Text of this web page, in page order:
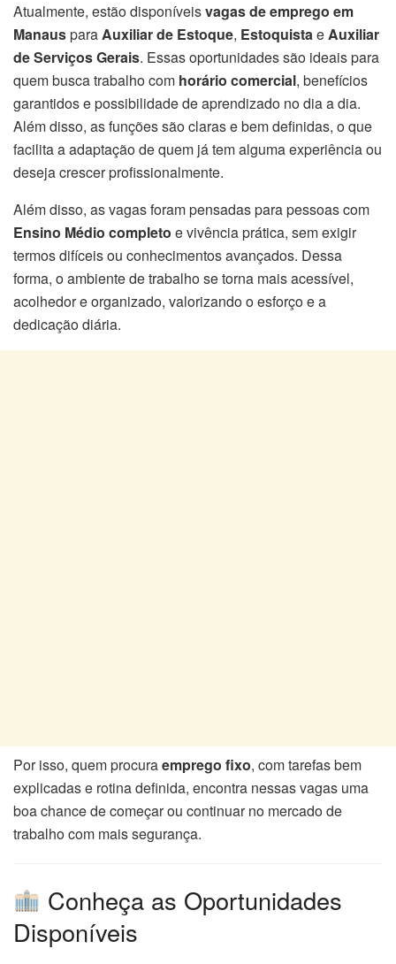
Atualmente, estão disponíveisvagas de emprego em
ManausparaAuxiliar de Estoque, EstoquistaeAuxiliar
de Serviços Gerais. Essas oportunidades são ideais para
quem busca trabalho com horário comercial, benefícios
garantidos e possibilidade de aprendizado no dia a dia.
Além disso, as funções são claras e bem definidas, o que
facilita a adaptação de quem já tem alguma experiência ou
deseja crescer profissionalmente.
Além disso, as vagas foram pensadas para pessoas com
Ensino Médio completo e vivência prática, sem exigir
termos difíceis ou conhecimentos avançados. Dessa
forma, o ambiente de trabalho se torna mais acessível,
acolhedor e organizado, valorizando o esforço e a
dedicação diária.
Por isso, quem procuraemprego fixo, com tarefas bem
explicadas e rotina definida, encontra nessas vagas uma
boa chance de começar ou continuar no mercado de
trabalho com mais segurança.
Conheça as Oportunidades
Disponíveis